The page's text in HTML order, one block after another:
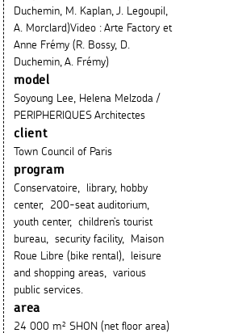
Duchemin, M. Kaplan, J. Legoupil,
A. Morclard)Video : Arte Factory et
Anne Frémy (R. Bossy, D.
Duchemin, A. Frémy)
model
Soyoung Lee, Helena Melzoda /
PERIPHERIQUES Architectes
client
Town Council of Paris
program
Conservatoire, library, hobby
center, 200-seat auditorium,
youth center, children’s tourist
bureau, security facility, Maison
Roue Libre (bike rental), leisure
and shopping areas, various
public services.
area
24 000 m² SHON (net floor area)